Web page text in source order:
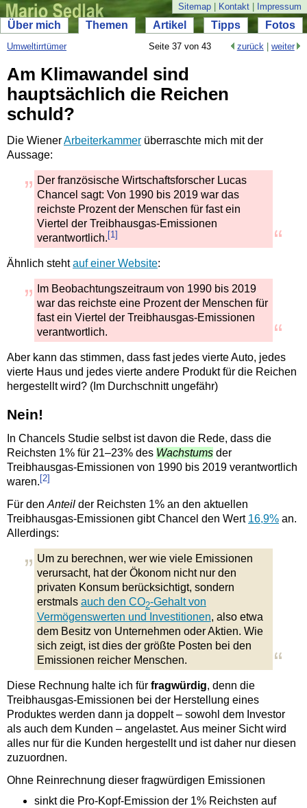
Sitemap Kontakt Impressum
Über mich Themen Artikel Tipps Fotos
Umweltirrtümer Seite 37 von 43 zurück| weiter
Am Klimawandel sind
hauptsächlich die Reichen
schuld?
Die WienerArbeiterkammer überraschte mich mit der
Aussage:
Der französische Wirtschaftsforscher Lucas
Chancel sagt: Von 1990 bis 2019 war das
reichste Prozent der Menschen für fast ein
Viertel der Treibhausgas-Emissionen
verantwortlich. [1]
Ähnlich stehtauf einer Website:
Im Beobachtungszeitraum von 1990 bis 2019
war das reichste eine Prozent der Menschen für
fast ein Viertel der Treibhausgas-Emissionen
verantwortlich.
Aber kann das stimmen, dass fast jedes vierte Auto, jedes
vierte Haus und jedes vierte andere Produkt für die Reichen
hergestellt wird? (Im Durchschnitt ungefähr)
Nein!
In Chancels Studie selbst ist davon die Rede, dass die
Reichsten 1% für 21–23% des Wachstums der
Treibhausgas-Emissionen von 1990 bis 2019 verantwortlich
waren. [2]
Für den Anteil der Reichsten 1% an den aktuellen
Treibhausgas-Emissionen gibt Chancel den Wert 16,9% an.
Allerdings:
Um zu berechnen, wer wie viele Emissionen
verursacht, hat der Ökonom nicht nur den
privaten Konsum berücksichtigt, sondern
erstmals auch den CO2-Gehalt von
Vermögenswerten und Investitionen, also etwa
dem Besitz von Unternehmen oder Aktien. Wie
sich zeigt, ist dies der größte Posten bei den
Emissionen reicher Menschen.
Diese Rechnung halte ich für fragwürdig, denn die
Treibhausgas-Emissionen bei der Herstellung eines
Produktes werden dann ja doppelt – sowohl dem Investor
als auch dem Kunden – angelastet. Aus meiner Sicht wird
alles nur für die Kunden hergestellt und ist daher nur diesen
zuzuordnen.
Ohne Reinrechnung dieser fragwürdigen Emissionen
sinkt die Pro-Kopf-Emission der 1% Reichsten auf